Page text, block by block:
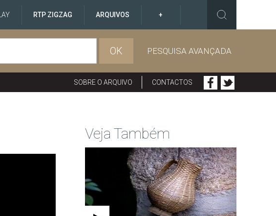
RTP ZIGZAG ARQUIVOS +
OK PESQUISA AVANÇADA
SOBRE O ARQUIVO CONTACTOS
Veja Também